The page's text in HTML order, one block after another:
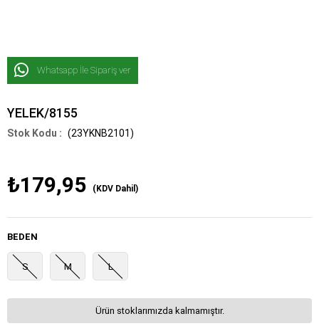
Whatsapp İle Sipariş ver
YELEK/8155
(23YKNB2101)
₺179,95 (KDV Dahil)
BEDEN
S M L
Ürün stoklarımızda kalmamıştır.